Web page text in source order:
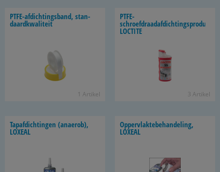
PTFE-​afdichtingsband, stan­
daard­kwa­li­teit
1 Ar­ti­kel
PTFE-​
schroefdraadafdichtingsproduct,
LOC­TI­TE
3 Ar­ti­kel
Tap­af­dich­tin­gen (anae­rob),
LOXE­AL
Op­per­vlak­te­be­han­de­ling,
LOXE­AL